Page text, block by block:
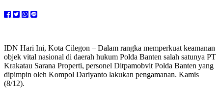
IDN Hari Ini, Kota Cilegon – Dalam rangka memperkuat keamanan
objek vital nasional di daerah hukum Polda Banten salah satunya PT
Krakatau Sarana Properti, personel Ditpamobvit Polda Banten yang
dipimpin oleh Kompol Dariyanto lakukan pengamanan. Kamis
(8/12).